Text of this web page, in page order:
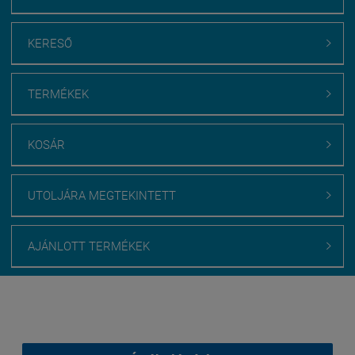
KERESŐ 
TERMÉKEK 
KOSÁR 
UTOLJÁRA MEGTEKINTETT 
AJÁNLOTT TERMÉKEK 